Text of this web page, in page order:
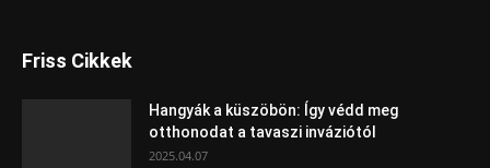
Friss Cikkek
Hangyák a küszöbön: Így védd meg
otthonodat a tavaszi inváziótól
2025.04.07